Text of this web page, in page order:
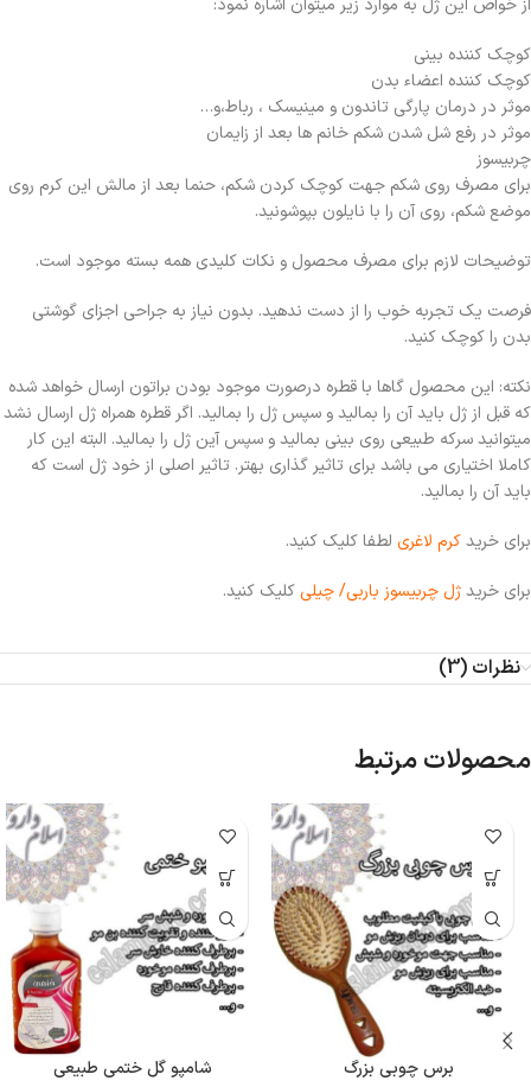
از خواص این ژل به موارد زیر میتوان اشاره نمود:
کوچک کننده بینی
کوچک کننده اعضاء بدن
موثر در درمان پارگی تاندون و مینیسک ، رباط،و…
موثر در رفع شل شدن شکم خانم ها بعد از زایمان
چربیسوز
برای مصرف روی شکم جهت کوچک کردن شکم، حنما بعد از مالش این کرم روی
موضع شکم، روی آن را با نایلون بپوشونید.
توضیحات لازم برای مصرف محصول و نکات کلیدی همه بسته موجود است.
فرصت یک تجربه خوب را از دست ندهید. بدون نیاز به جراحی اجزای گوشتی
بدن را کوچک کنید.
نکته: این محصول گاها با قطره درصورت موجود بودن براتون ارسال خواهد شده
که قبل از ژل باید آن را بمالید و سپس ژل را بمالید. اگر قطره همراه ژل ارسال نشد
میتوانید سرکه طبیعی روی بینی بمالید و سپس آین ژل را بمالید. البته این کار
کاملا اختیاری می باشد برای تاثیر گذاری بهتر. تاثیر اصلی از خود ژل است که
باید آن را بمالید.
برای خریدکرم لاغری لطفا کلیک کنید.
برای خریدژل چربیسوز باربی/ چیلی کلیک کنید.
نظرات (3)
محصولات مرتبط
برس چوبی بزرگ
شامپو گل ختمی طبیعی